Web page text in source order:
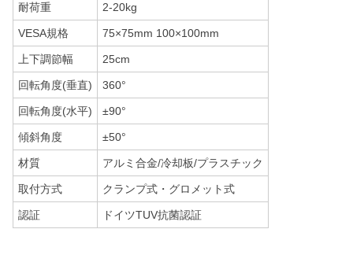
耐荷重 2-20kg
VESA規格 75×75mm 100×100mm
上下調節幅 25cm
回転角度(垂直) 360°
回転角度(水平) ±90°
傾斜角度 ±50°
材質 アルミ合金/冷却板/プラスチック
取付方式 クランプ式・グロメット式
認証 ドイツTUV抗菌認証